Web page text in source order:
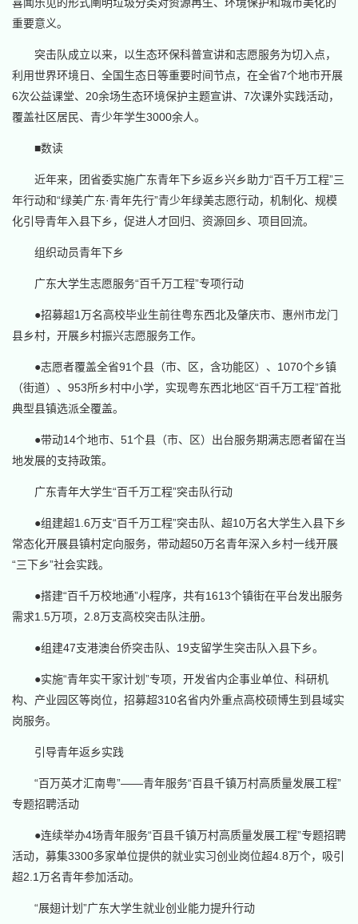
重要意义。
突击队成立以来，以生态环保科普宣讲和志愿服务为切入点，
利用世界环境日、全国生态日等重要时间节点，在全省7个地市开展
6次公益课堂、20余场生态环境保护主题宣讲、7次课外实践活动，
覆盖社区居民、青少年学生3000余人。
■数读
近年来，团省委实施广东青年下乡返乡兴乡助力“百千万工程”三
年行动和“绿美广东·青年先行”青少年绿美志愿行动，机制化、规模
化引导青年入县下乡，促进人才回归、资源回乡、项目回流。
组织动员青年下乡
广东大学生志愿服务“百千万工程”专项行动
●招募超1万名高校毕业生前往粤东西北及肇庆市、惠州市龙门
县乡村，开展乡村振兴志愿服务工作。
●志愿者覆盖全省91个县（市、区，含功能区）、1070个乡镇
（街道）、953所乡村中小学，实现粤东西北地区“百千万工程”首批
典型县镇选派全覆盖。
●带动14个地市、51个县（市、区）出台服务期满志愿者留在当
地发展的支持政策。
广东青年大学生“百千万工程”突击队行动
●组建超1.6万支“百千万工程”突击队、超10万名大学生入县下乡
常态化开展县镇村定向服务，带动超50万名青年深入乡村一线开展
“三下乡”社会实践。
●搭建“百千万校地通”小程序，共有1613个镇街在平台发出服务
需求1.5万项，2.8万支高校突击队注册。
●组建47支港澳台侨突击队、19支留学生突击队入县下乡。
●实施“青年实干家计划”专项，开发省内企事业单位、科研机
构、产业园区等岗位，招募超310名省内外重点高校硕博生到县域实
岗服务。
引导青年返乡实践
“百万英才汇南粤”——青年服务“百县千镇万村高质量发展工程”
专题招聘活动
●连续举办4场青年服务“百县千镇万村高质量发展工程”专题招聘
活动，募集3300多家单位提供的就业实习创业岗位超4.8万个，吸引
超2.1万名青年参加活动。
“展翅计划”广东大学生就业创业能力提升行动